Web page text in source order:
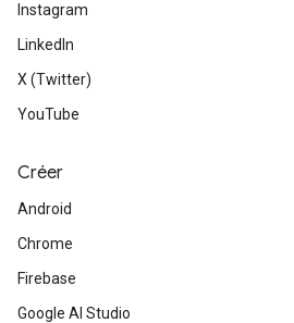
Instagram
LinkedIn
X (Twitter)
YouTube
Créer
Android
Chrome
Firebase
Google AI Studio